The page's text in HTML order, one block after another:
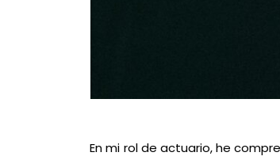
En mi rol de actuario, he